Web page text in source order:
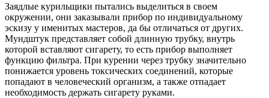
Заядлые курильщики пытались выделиться в своем
окружении, они заказывали прибор по индивидуальному
эскизу у именитых мастеров, да бы отличаться от других.
Мундштук представляет собой длинную трубку, внутрь
которой вставляют сигарету, то есть прибор выполняет
функцию фильтра. При курении через трубку значительно
понижается уровень токсических соединений, которые
попадают в человеческий организм, а также отпадает
необходимость держать сигарету руками.